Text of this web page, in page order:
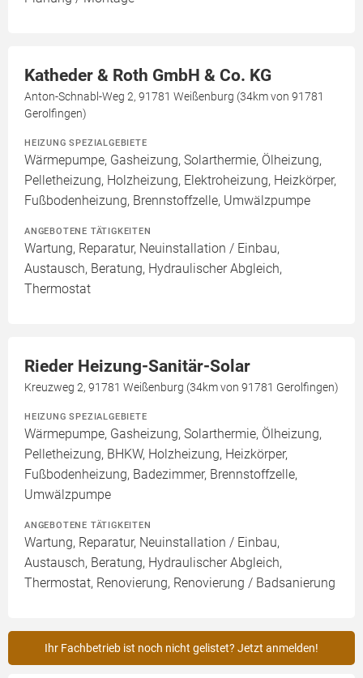
Katheder & Roth GmbH & Co. KG
Anton-Schnabl-Weg 2, 91781 Weißenburg (34km von 91781
Gerolfingen)
HEIZUNG SPEZIALGEBIETE
Wärmepumpe, Gasheizung, Solarthermie, Ölheizung,
Pelletheizung, Holzheizung, Elektroheizung, Heizkörper,
Fußbodenheizung, Brennstoffzelle, Umwälzpumpe
ANGEBOTENE TÄTIGKEITEN
Wartung, Reparatur, Neuinstallation / Einbau,
Austausch, Beratung, Hydraulischer Abgleich,
Thermostat
Rieder Heizung-Sanitär-Solar
Kreuzweg 2, 91781 Weißenburg (34km von 91781 Gerolfingen)
HEIZUNG SPEZIALGEBIETE
Wärmepumpe, Gasheizung, Solarthermie, Ölheizung,
Pelletheizung, BHKW, Holzheizung, Heizkörper,
Fußbodenheizung, Badezimmer, Brennstoffzelle,
Umwälzpumpe
ANGEBOTENE TÄTIGKEITEN
Wartung, Reparatur, Neuinstallation / Einbau,
Austausch, Beratung, Hydraulischer Abgleich,
Thermostat, Renovierung, Renovierung / Badsanierung
Ihr Fachbetrieb ist noch nicht gelistet? Jetzt anmelden!